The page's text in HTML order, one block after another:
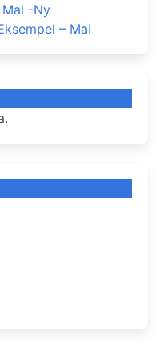
Mal -Ny
– Mal